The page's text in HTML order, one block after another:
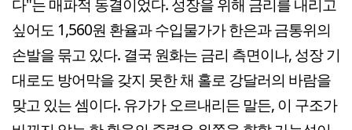
다"는 매파적 동결이었다. 성장을 위해 금리를 내리고
싶어도 1,560원 환율과 수입물가가 한은과 금통위의
손발을 묶고 있다. 결국 원화는 금리 측면이나, 성장 기
대로도 방어막을 갖지 못한 채 홀로 강달러의 바람을
맞고 있는 셈이다. 유가가 오르내리든 말든, 이 구조가